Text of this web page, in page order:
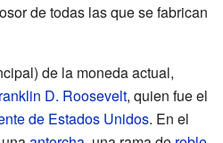
de todas las que se fabrican
de la moneda actual,
D. Roosevelt, quien fue el
de Estados Unidos. En el